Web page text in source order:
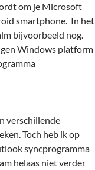
om je Microsoft
smartphone. In het
bijvoorbeeld nog.
Windows platform
verschillende
Toch heb ik op
syncprogramma
helaas niet verder